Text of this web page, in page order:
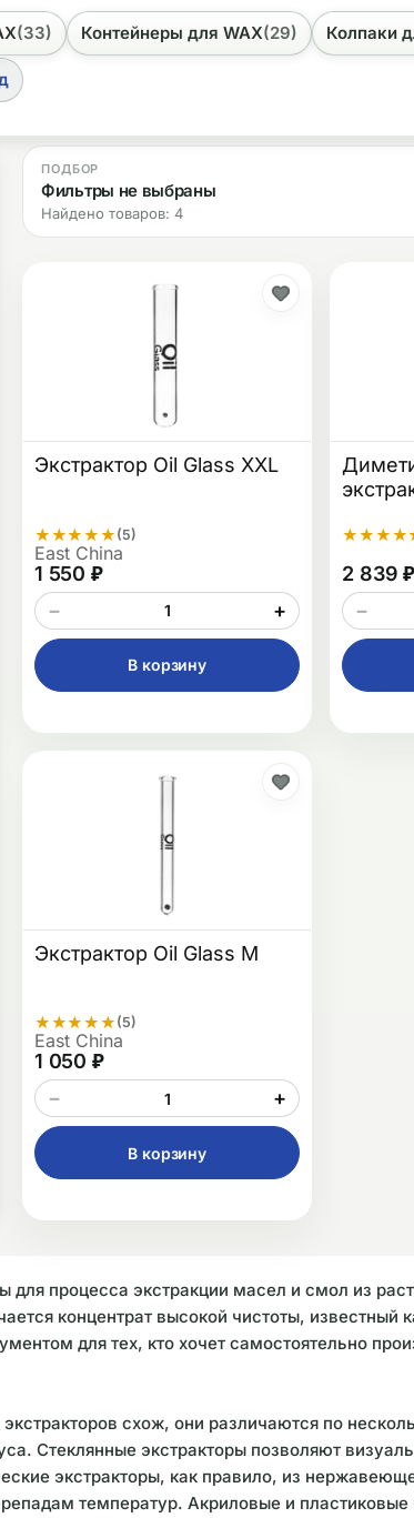
например, из DE (Германия)
(33) Контейнеры для WAX(29) Колпаки
ПОДБОР
Фильтры не выбраны
Найдено товаров: 4
Экстрактор Oil Glass XXL
★★★★★ (5)
East China
1 550 ₽
−
+
В корзину
★★★★
2 839 ₽
−
Экстрактор Oil Glass M
★★★★★ (5)
East China
1 050 ₽
−
+
В корзину
для процесса экстракции масел и смол из
концентрат высокой чистоты,
для тех, кто хочет самостоятельно
схож, они различаются по
Стеклянные экстракторы позволяют
экстракторы, как правило, из
температур. Акриловые и